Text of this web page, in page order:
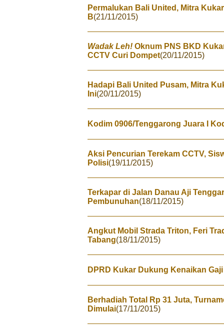
Permalukan Bali United, Mitra
B(21/11/2015)
Wadak Leh! Oknum PNS BKD
CCTV Curi Dompet(20/11/2015)
Hadapi Bali United Pusam, Mitra
Ini(20/11/2015)
Kodim 0906/Tenggarong Juara I
Aksi Pencurian Terekam CCTV,
Polisi(19/11/2015)
Terkapar di Jalan Danau Aji
Pembunuhan(18/11/2015)
Angkut Mobil Strada Triton, Feri
Tabang(18/11/2015)
DPRD Kukar Dukung Kenaikan
Berhadiah Total Rp 31 Juta,
Dimulai(17/11/2015)